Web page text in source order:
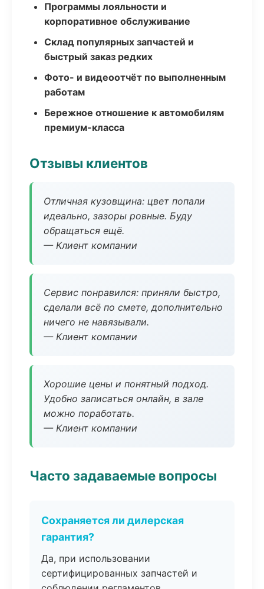
Программы лояльности и
корпоративное обслуживание
Склад популярных запчастей и
быстрый заказ редких
Фото- и видеоотчёт по выполненным
работам
Бережное отношение к автомобилям
премиум-класса
Отзывы клиентов
Отличная кузовщина: цвет попали
идеально, зазоры ровные. Буду
обращаться ещё.
— Клиент компании
Сервис понравился: приняли быстро,
сделали всё по смете, дополнительно
ничего не навязывали.
— Клиент компании
Хорошие цены и понятный подход.
Удобно записаться онлайн, в зале
можно поработать.
— Клиент компании
Часто задаваемые вопросы
Сохраняется ли дилерская
гарантия?
Да, при использовании
сертифицированных запчастей и